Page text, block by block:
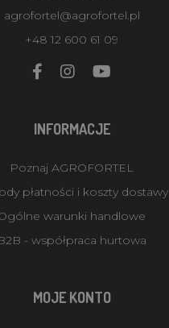
agrofortel@agrofortel.pl
+48 12 600 61 09
INFORMACJE
Poznaj AGROFORTEL
płatności i koszty dostawy
warunki handlowe
- współpraca hurtowa
MOJE KONTO